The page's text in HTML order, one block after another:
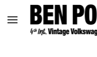
Skip to main content